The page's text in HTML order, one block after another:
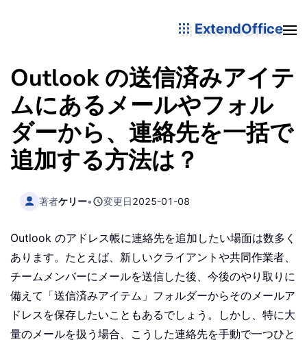
ExtendOffice
Outlook の送信済みアイテ
ムにあるメールやフォル
ダーから、連絡先を一括で
追加する方法は？
著者ケリー• 変更日2025-01-08
Outlook のアドレス帳に連絡先を追加したい場面は数多く
あります。たとえば、新しいクライアントや共同作業者、
チームメンバーにメールを送信した後、今後のやり取りに
備えて「送信済みアイテム」フォルダーからそのメールア
ドレスを保存したいこともあるでしょう。しかし、特に大
量のメールを扱う場合、こうした連絡先を手動で一つひと